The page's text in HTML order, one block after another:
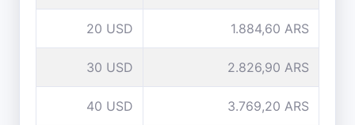
20 USD 1.884,60 ARS
30 USD 2.826,90 ARS
40 USD 3.769,20 ARS